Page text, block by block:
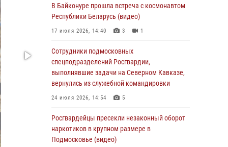
стал гостем эфира «Радио 1»
01 августа 2026, 17:57
подозреваемого в краже на крупную сумму в
Подмосковье
31 июля 2026, 13:00
Росгвардейцы задержали подозреваемых в
(видео)
31 июля 2026, 09:00
В Байконуре прошла встреча с космонавтом
Республики Беларусь (видео)
17 июля 2026, 14:40 3 1
Сотрудники подмосковных
спецподразделений Росгвардии,
выполнявшие задачи на Северном Кавказе,
вернулись из служебной командировки
24 июля 2026, 14:54 5
Росгвардейцы пресекли незаконный оборот
наркотиков в крупном размере в
Подмосковье (видео)